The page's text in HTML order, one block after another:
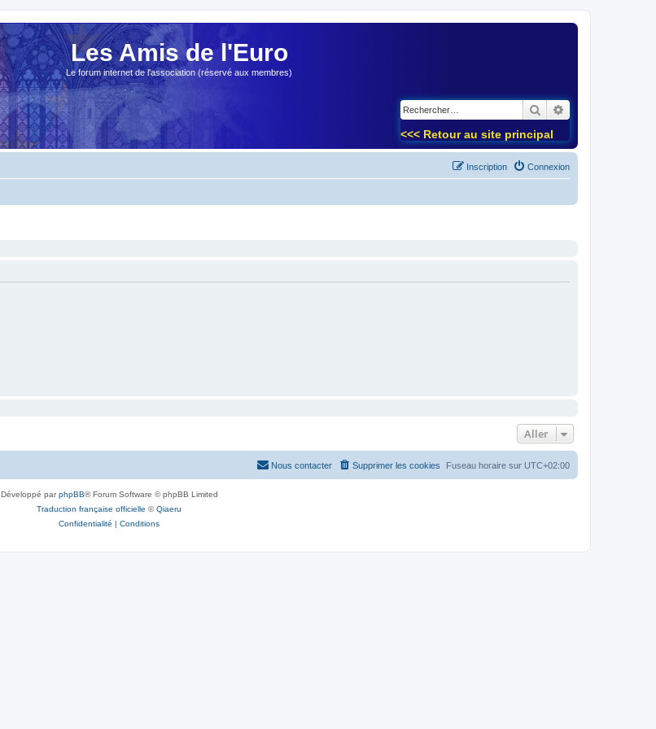
Les Amis de l'Euro
Le forum internet de l'association (réservé aux membres)
Rechercher
<<< Retour au site principal
Connexion
Inscription
Aller
Fuseau horaire sur UTC+02:00
Supprimer les cookies
Nous contacter
Développé parphpBB® Forum Software © phpBB Limited
Traduction française officielle ©Qiaeru
Confidentialité | Conditions